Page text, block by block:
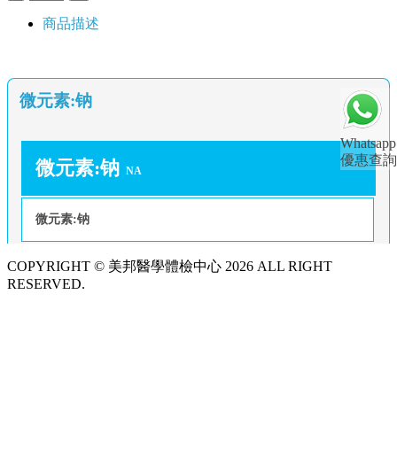
Whatsapp
優惠查詢
商品描述
微元素:钠
微元素:钠 NA
微元素:钠
COPYRIGHT © 美邦醫學體檢中心 2026 ALL RIGHT
RESERVED.